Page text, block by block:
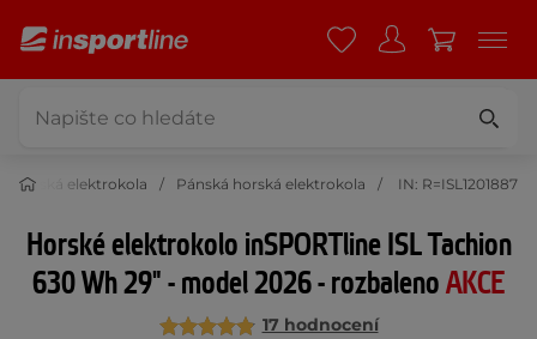
Horská elektrokola Pánská horská elektrokola IN: R=ISL1201887
Horské elektrokolo inSPORTline ISL Tachion
630 Wh 29" - model 2026 - rozbalenoAKCE
17 hodnocení